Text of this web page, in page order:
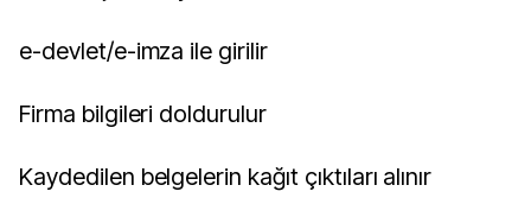
e-devlet/e-imza ile girilir
Firma bilgileri doldurulur
Kaydedilen belgelerin kağıt çıktıları alınır